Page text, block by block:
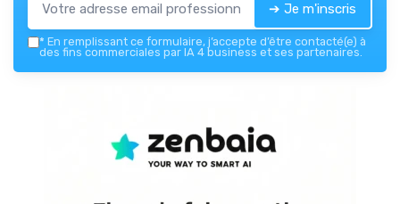
➔ Je m'inscris
* En remplissant ce formulaire, j’accepte d’être contacté(e) à
des fins commerciales par IA 4 business et ses partenaires.